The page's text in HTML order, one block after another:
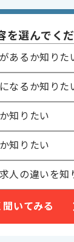
ざいます。
件です。
を選んでく
あるか知りた
なるか知りた
知りたい
知りたい
人の違いを知
聞いてみる